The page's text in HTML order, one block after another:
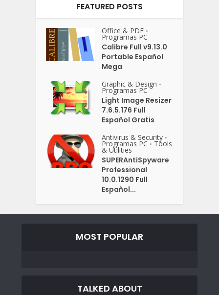
FEATURED POSTS
Office & PDF •
Programas PC
Calibre Full v9.13.0
Portable Español
Mega
Graphic & Design •
Programas PC
Light Image Resizer
7.6.5.176 Full
Español Gratis
Antivirus & Security •
Programas PC • Tools
& Utilities
SUPERAntiSpyware
Professional
10.0.1290 Full
Español...
MOST POPULAR
TALKED ABOUT